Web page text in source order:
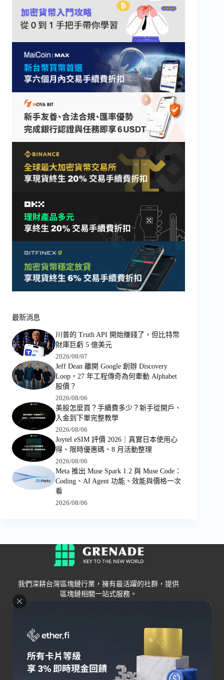
最新消息
川普的 Truth API 開始賺錢了，但比特幣
財庫巨虧 5 億美元
2026/08/07
Jeff Dean 離開 Google 創辦 Discovery
Loop，27 年工程傳奇為何牽動 Alphabet
股價？
2026/08/06
美股怎麼買？手續費多少？新手從開戶、
入金到下單完整教學
2026/08/06
Joytel eSIM 評價 2026｜真實日本使用心
得、限時優惠碼、8 月活動整理
2026/08/06
Meta 推出 Muse Spark 1.2 與 Muse Code：
Coding、AI Agent 功能、效能與價格一次
看
2026/08/06
我們深耕台灣區塊鏈行業，擁有最活躍的社群，提供
區塊鏈相關一站式服務。
Grenade
關於我們
聯絡我們
錢包
交易所
Bybit
OKX